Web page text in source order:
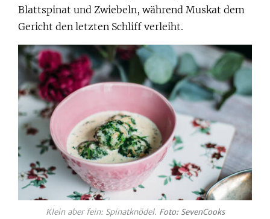
Blattspinat und Zwiebeln, während Muskat dem
Gericht den letzten Schliff verleiht.
Klein aber fein: Spinatknödel. Foto: SevenCooks